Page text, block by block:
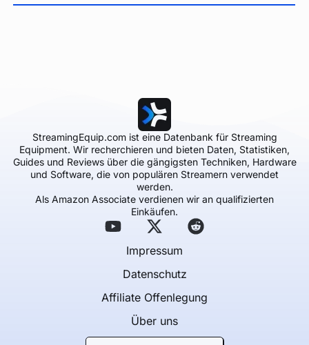
StreamingEquip.com ist eine Datenbank für Streaming
Equipment. Wir recherchieren und bieten Daten, Statistiken,
Guides und Reviews über die gängigsten Techniken, Hardware
und Software, die von populären Streamern verwendet
werden.
Als Amazon Associate verdienen wir an qualifizierten
Einkäufen.
Impressum
Datenschutz
Affiliate Offenlegung
Über uns